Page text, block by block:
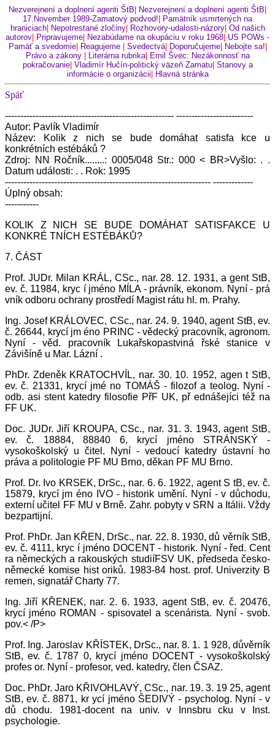
Nezverejnení a doplnení agenti ŠtB Nezverejnení a doplnení agenti ŠtB
17.November 1989-Zamatový podvod!
Pamätník usmrtených na
hraniciach| Nepotrestané zločiny| Rozhovory-udalosti-názory| Od našich
autorov Pripravujeme Nezabúdame na okupáciu v roku 1968 US POWs -
Pamäť a svedomie| Reagujeme Svedectvá| Doporučujeme| Nebojte sa!
Právo a zákony| Literárna rubrika| Emil Švec: Nezákonnosť na
pokračovanie| Vladimír Hučín-politický väzeň Zamatu| Stanovy a
informácie o organizácii
Hlavná stránka
Späť
------------------------------------------------------- -------------------------
Autor: Pavlík Vladimír
Název: Kolik z nich se bude domáhat satisfa kce u
konkrétních estébáků ?
Zdroj: NN Ročník........: 0005/048 Str.: 000 < BR>Vyšlo: . .
Datum události: . . Rok: 1995
------------------------------------------------------------------- -------------
Úplný obsah:
-----------
KOLIK Z NICH SE BUDE DOMÁHAT SATISFAKCE U
KONKRÉ TNÍCH ESTÉBÁKŮ?
7. ČÁST
Prof. JUDr. Milan KRÁL, CSc., nar. 28. 12. 1931, a gent StB,
ev. č. 11984, kryc í jméno MÍLA - právník, ekonom. Nyní - prá
vník odboru ochrany prostředí Magist rátu hl. m. Prahy.
Ing. Josef KRÁLOVEC, CSc., nar. 24. 9. 1940, agent StB, ev.
č. 26644, krycí jm éno PRINC - vědecký pracovník, agronom.
Nyní - věd. pracovník Lukařskopastviná řské stanice v
Závišíně u Mar. Lázní .
PhDr. Zdeněk KRATOCHVÍL, nar. 30. 10. 1952, agen t StB,
ev. č. 21331, krycí jmé no TOMÁŠ - filozof a teolog. Nyní -
odb. asi stent katedry filosofie PřF UK, př ednášejíci též na
FF UK.
Doc. JUDr. Jiří KROUPA, CSc., nar. 31. 3. 1943, agent StB,
ev. č. 18884, 88840 6, krycí jméno STRÁNSKÝ -
vysokoškolský u čitel. Nyní - vedoucí katedry ústavní ho
práva a politologie PF MU Brno, děkan PF MU Brno.
Prof. Dr. Ivo KRSEK, DrSc., nar. 6. 6. 1922, agent S tB, ev. č.
15879, krycí jm éno IVO - historik umění. Nyní - v důchodu,
externí učitel FF MU v Brně. Zahr. pobyty v SRN a Itálii. Vždy
bezpartijní.
Prof. PhDr. Jan KŘEN, DrSc., nar. 22. 8. 1930, dů věrník StB,
ev. č. 4111, kryc í jméno DOCENT - historik. Nyní - řed. Cent
ra německých a rakouských studiíFSV UK, předseda česko-
německé komise hist oriků. 1983-84 host. prof. Univerzity B
remen, signatář Charty 77.
Ing. Jiří KŘENEK, nar. 2. 6. 1933, agent StB, ev. č. 20476,
krycí jméno ROMAN - spisovatel a scenárista. Nyní - svob.
pov.< /P>
Prof. Ing. Jaroslav KŘÍSTEK, DrSc., nar. 8. 1. 1 928, důvěrník
StB, ev. č. 1787 0, krycí jméno DOCENT - vysokoškolský
profes or. Nyní - profesor, ved. katedry, člen ČSAZ.
Doc. PhDr. Jaro KŘIVOHLAVÝ, CSc., nar. 19. 3. 19 25, agent
StB, ev. č. 8871, kr ycí jméno ŠEDIVÝ - psycholog. Nyní - v
dů chodu. 1981-docent na univ. v Innsbru cku v Inst.
psychologie.